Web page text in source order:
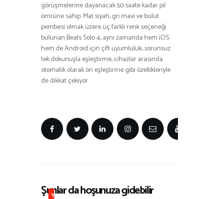
görüşmelerine dayanacak 50 saate kadar pil
ömrüne sahip. Mat siyah, gri mavi ve bulut
pembesi olmak üzere üç farklı renk seçeneği
bulunan Beats Solo 4, aynı zamanda hem iOS
hem de Android için çift uyumluluk, sorunsuz
tek dokunuşla eşleştirme, cihazlar arasında
otomatik olarak ön eşleştirme gibi özellikleriyle
de dikkat çekiyor.
Şunlar da hoşunuza gidebilir
Y